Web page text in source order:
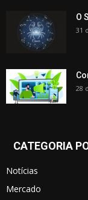
O
31
28
CATEGORIA
Notícias
Mercado